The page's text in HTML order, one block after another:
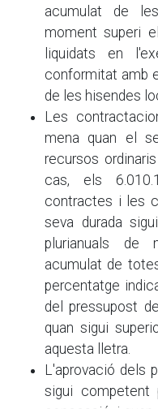
acumulat de
moment superi
liquidats en
conformitat amb
de les hisendes
Les
mena quan el
recursos
cas, els
contractes i les
seva durada
plurianuals de
acumulat de
percentatge
del pressupost
quan sigui
aquesta lletra.
L'aprovació dels
sigui